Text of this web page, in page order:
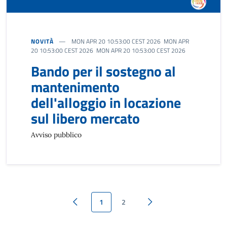
NOVITÀ
MON APR 20 10:53:00 CEST 2026 MON APR
20 10:53:00 CEST 2026 MON APR 20 10:53:00 CEST 2026
Bando per il sostegno al
mantenimento
dell'alloggio in locazione
sul libero mercato
Avviso pubblico
Pagina precedente
1 2 Pagina successiva